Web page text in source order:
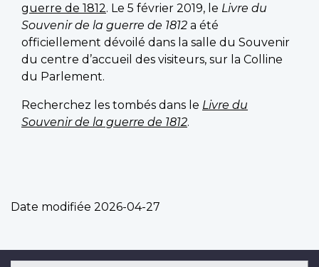
guerre de 1812. Le 5 février 2019, le Livre du
Souvenir de la guerre de 1812 a été
officiellement dévoilé dans la salle du Souvenir
du centre d’accueil des visiteurs, sur la Colline
du Parlement.
Recherchez les tombés dans le Livre du
Souvenir de la guerre de 1812.
Date modifiée 2026-04-27